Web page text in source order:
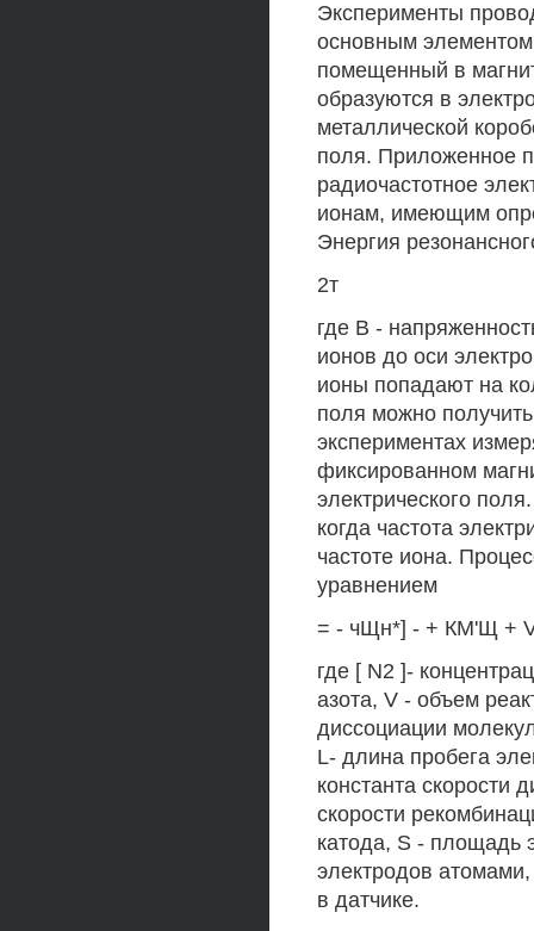
Эксперименты
основным элементом
помещенный в
образуются в
металлической
поля. Приложенное
радиочастотное
ионам, имеющим
Энергия
2т
где В -
ионов до оси
ионы попадают на
поля можно
экспериментах
фиксированном
электрического
когда частота
частоте иона.
уравнением
= - чЩн*] - + КМ'Щ +
где [ N2 ]-
азота, V - объем
диссоциации
L- длина пробега
константа скорости
скорости
катода, S - площадь
электродов
в датчике.